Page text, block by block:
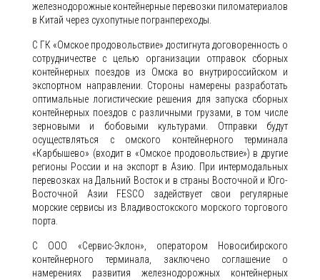
железнодорожные контейнерные перевозки пиломатериалов
в Китай через сухопутные погранпереходы.
С ГК «Омское продовольствие» достигнута договоренность о
сотрудничестве с целью организации отправок сборных
контейнерных поездов из Омска во внутрироссийском и
экспортном направлении. Стороны намерены разработать
оптимальные логистические решения для запуска сборных
контейнерных поездов с различными грузами, в том числе
зерновыми и бобовыми культурами. Отправки будут
осуществляться с омского контейнерного терминала
«Карбышево» (входит в «Омское продовольствие») в другие
регионы России и на экспорт в Азию. При интермодальных
перевозках на Дальний Восток и в страны Восточной и Юго-
Восточной Азии FESCO задействует свои регулярные
морские сервисы из Владивостокского морского торгового
порта.
С ООО «Сервис-Эклон», оператором Новосибирского
контейнерного терминала, заключено соглашение о
намерениях развития железнодорожных контейнерных